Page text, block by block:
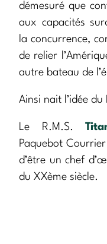
démesuré que
aux capacités
la concurrence,
de relier
autre bateau de
Ainsi nait l’idée du
Le R.M.S.
Paquebot
d’être un chef
du XXème siècle.